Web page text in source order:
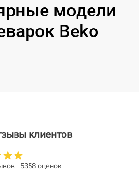
модели
Beko
клиентов
5358 оценок